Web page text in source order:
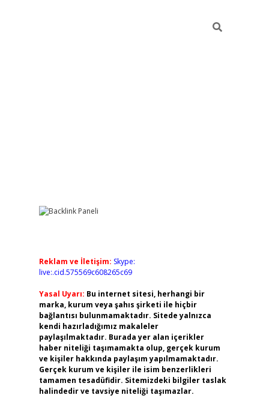
Sidebar
Reklam ve İletişim: Skype:
live:.cid.575569c608265c69
Yasal Uyarı: Bu internet sitesi, herhangi bir
marka, kurum veya şahıs şirketi ile hiçbir
bağlantısı bulunmamaktadır. Sitede yalnızca
kendi hazırladığımız makaleler
paylaşılmaktadır. Burada yer alan içerikler
haber niteliği taşımamakta olup, gerçek kurum
ve kişiler hakkında paylaşım yapılmamaktadır.
Gerçek kurum ve kişiler ile isim benzerlikleri
tamamen tesadüfidir. Sitemizdeki bilgiler taslak
halindedir ve tavsiye niteliği taşımazlar.